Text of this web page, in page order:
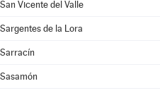
San Vicente del Valle
Sargentes de la Lora
Sarracín
Sasamón